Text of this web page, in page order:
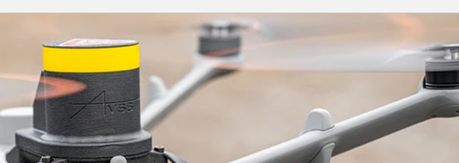
DJI Action & Pocket
Autel EASA/Traficom